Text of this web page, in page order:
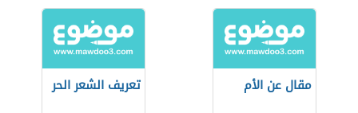
مقال عن الأم تعريف الشعر الحر